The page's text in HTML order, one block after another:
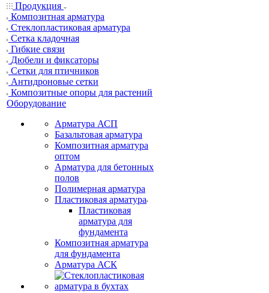
Продукция
Композитная арматура
Cтеклопластиковая арматура
Сетка кладочная
Гибкие связи
Дюбели и фиксаторы
Сетки для птичников
Антидроновые сетки
Композитные опоры для растений
Оборудование
Арматура АСП
Базальтовая арматура
Композитная арматура
оптом
Арматура для бетонных
полов
Полимерная арматура
Пластиковая арматура
Пластиковая
арматура для
фундамента
Композитная арматура
для фундамента
Арматура АСК